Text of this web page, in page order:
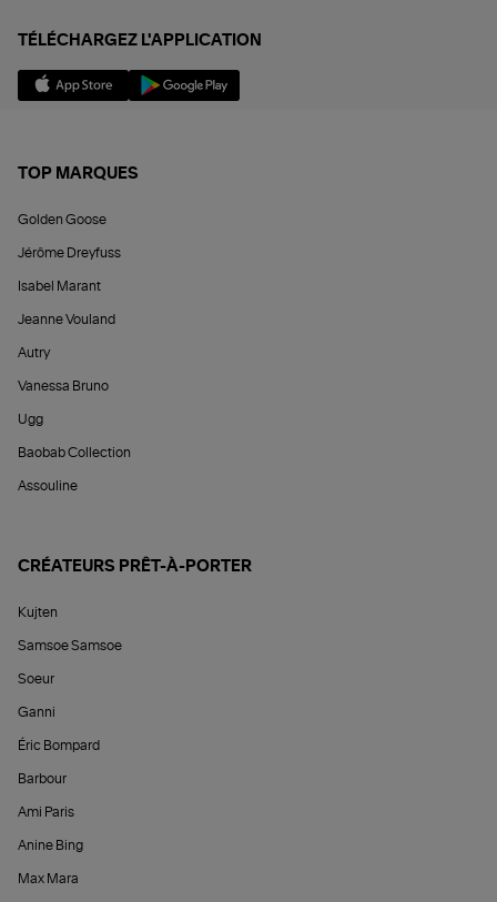
TÉLÉCHARGEZ L'APPLICATION
TOP MARQUES
Golden Goose
Jérôme Dreyfuss
Isabel Marant
Jeanne Vouland
Autry
Vanessa Bruno
Ugg
Baobab Collection
Assouline
CRÉATEURS PRÊT-À-PORTER
Kujten
Samsoe Samsoe
Soeur
Ganni
Éric Bompard
Barbour
Ami Paris
Anine Bing
Max Mara